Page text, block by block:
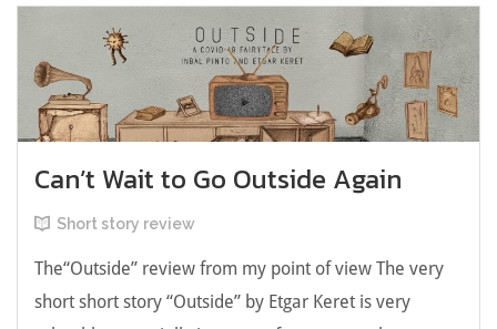
Can’t Wait to Go Outside Again
Short story review
The“Outside” review from my point of view The very
short short story “Outside” by Etgar Keret is very